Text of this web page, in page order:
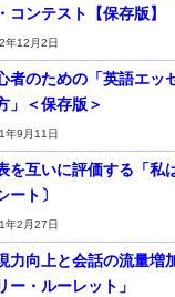
コンテスト【保存版】
年12月2日
者のための「英語エッ
」＜保存版＞
年9月11日
を互いに評価する「私
ート〕
年2月27日
力向上と会話の流量増
ー・ルーレット」